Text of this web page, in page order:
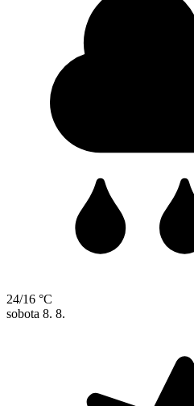
24/16 °C
sobota 8. 8.